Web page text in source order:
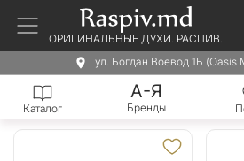
ОРИГИНАЛЬНЫЕ ДУХИ. РАСПИВ.
ул. Богдан Воевод 1Б (Oasis
Каталог
А-Я
Бренды